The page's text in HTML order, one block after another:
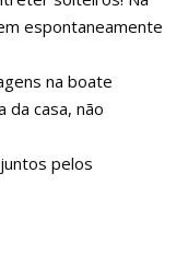
espontaneamente
na boate
da casa, não
pelos